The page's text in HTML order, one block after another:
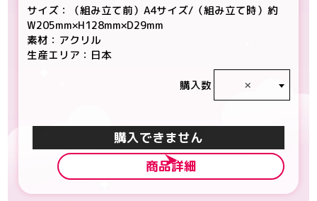
サイズ：（組み立て前）A4サイズ/（組み立て時）約
W205mm×H128mm×D29mm
素材：アクリル
生産エリア：日本
購入数 ×
カートに入れる
商品詳細